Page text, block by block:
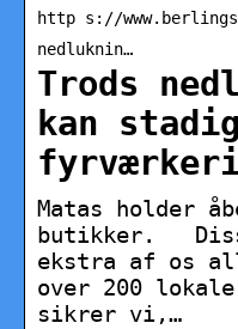
http s://
nedluknin…
Trods
kan
Matas holder
butikker.
ekstra af os
over 200
sikrer vi,…